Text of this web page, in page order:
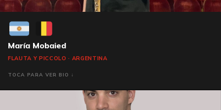
María Mobaied
FLAUTA Y PICCOLO · ARGENTINA